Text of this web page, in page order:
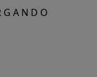
G A N D O